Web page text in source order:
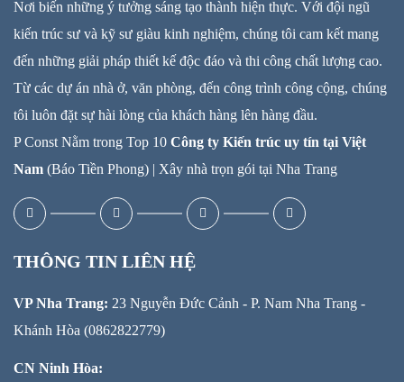
Nơi biến những ý tưởng sáng tạo thành hiện thực. Với đội ngũ
kiến trúc sư và kỹ sư giàu kinh nghiệm, chúng tôi cam kết mang
đến những giải pháp thiết kế độc đáo và thi công chất lượng cao.
Từ các dự án nhà ở, văn phòng, đến công trình công cộng, chúng
tôi luôn đặt sự hài lòng của khách hàng lên hàng đầu.
P Const Nằm trong Top 10 Công ty Kiến trúc uy tín tại Việt
Nam (Báo Tiền Phong) | Xây nhà trọn gói tại Nha Trang
THÔNG TIN LIÊN HỆ
VP Nha Trang: 23 Nguyễn Đức Cảnh - P. Nam Nha Trang -
Khánh Hòa (0862822779)
CN Ninh Hòa: